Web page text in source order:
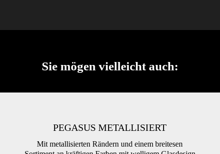
Sie mögen vielleicht auch:
PEGASUS METALLISIERT
Mit metallisierten Rändern und einem breitesen